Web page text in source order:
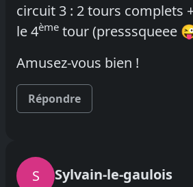
circuit 3 : 2 tours complets
le 4ème tour (presssqueee
Amusez-vous bien !
Répondre
S
Sylvain-le-gaulois